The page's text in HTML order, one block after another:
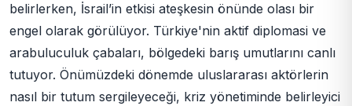
belirlerken, İsrail’in etkisi ateşkesin önünde olası bir
engel olarak görülüyor. Türkiye'nin aktif diplomasi ve
arabuluculuk çabaları, bölgedeki barış umutlarını canlı
tutuyor. Önümüzdeki dönemde uluslararası aktörlerin
nasıl bir tutum sergileyeceği, kriz yönetiminde belirleyici